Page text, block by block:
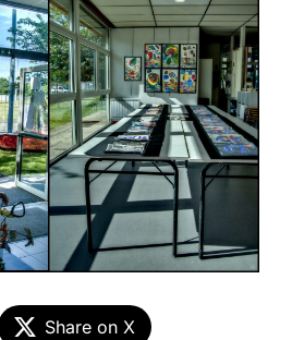
Share on X